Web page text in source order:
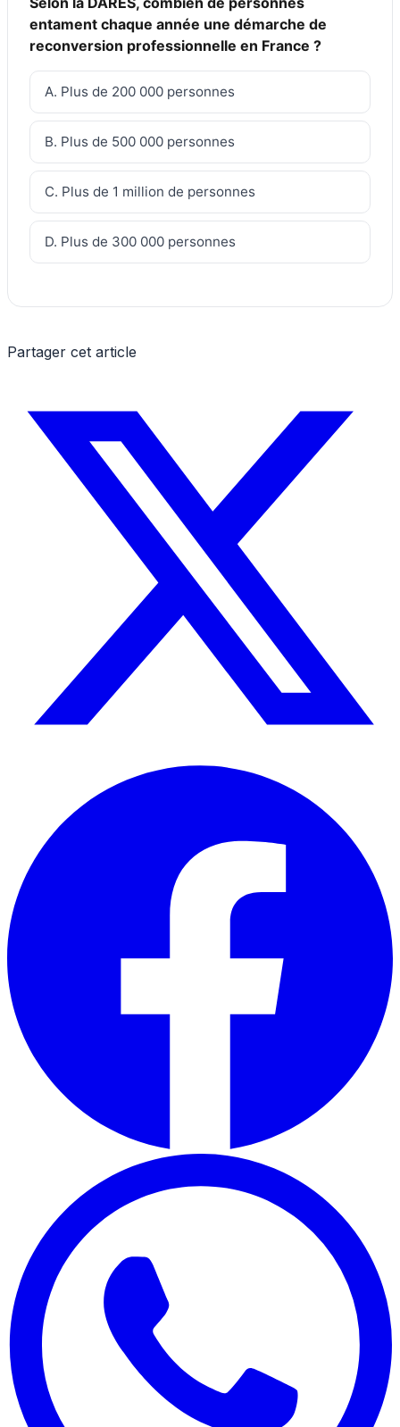
entament chaque année une démarche de
reconversion professionnelle en France ?
A. Plus de 200 000 personnes
B. Plus de 500 000 personnes
C. Plus de 1 million de personnes
D. Plus de 300 000 personnes
Partager cet article